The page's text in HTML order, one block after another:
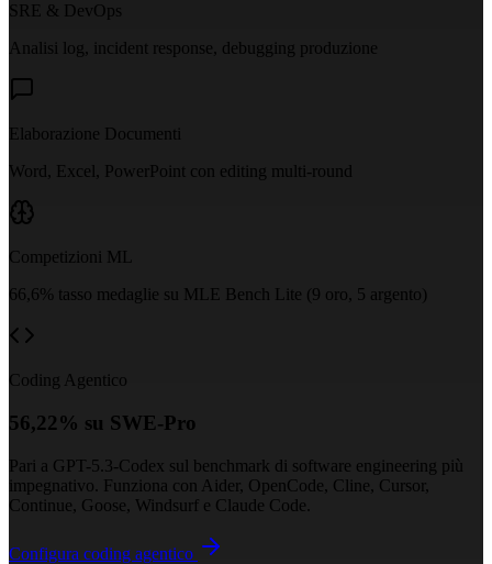
SRE & DevOps
Analisi log, incident response, debugging produzione
Elaborazione Documenti
Word, Excel, PowerPoint con editing multi-round
Competizioni ML
66,6% tasso medaglie su MLE Bench Lite (9 oro, 5 argento)
Coding Agentico
56,22% su SWE-Pro
Pari a GPT-5.3-Codex sul benchmark di software engineering più
impegnativo. Funziona con Aider, OpenCode, Cline, Cursor,
Continue, Goose, Windsurf e Claude Code.
Configura coding agentico